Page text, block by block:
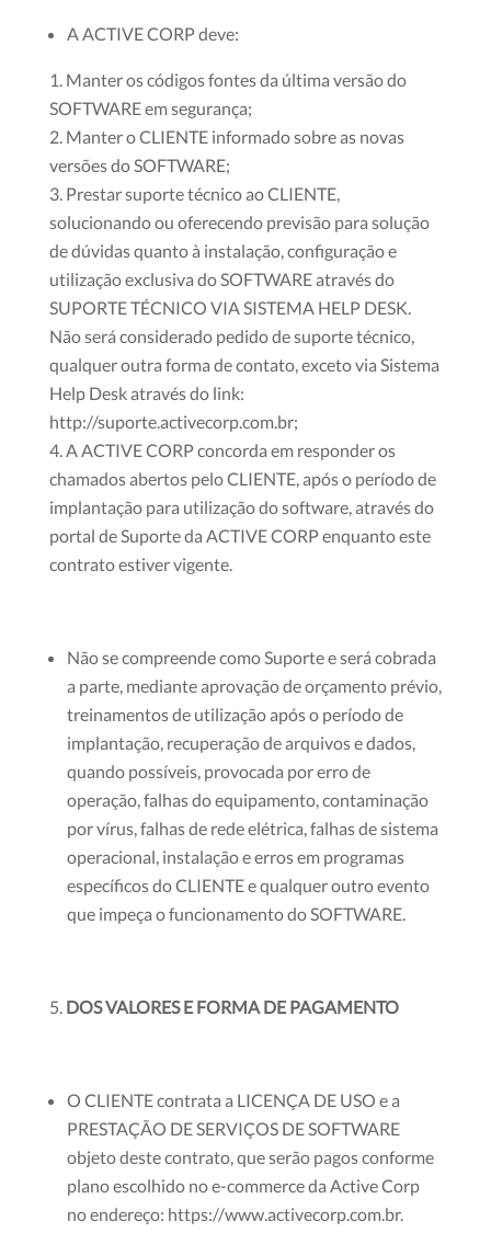
A ACTIVE CORP deve:
Manter os códigos fontes da última versão do
SOFTWARE em segurança;
Manter o CLIENTE informado sobre as novas
versões do SOFTWARE;
Prestar suporte técnico ao CLIENTE,
solucionando ou oferecendo previsão para solução
de dúvidas quanto à instalação, configuração e
utilização exclusiva do SOFTWARE através do
SUPORTE TÉCNICO VIA SISTEMA HELP DESK.
Não será considerado pedido de suporte técnico,
qualquer outra forma de contato, exceto via Sistema
Help Desk através do link:
http://suporte.activecorp.com.br;
A ACTIVE CORP concorda em responder os
chamados abertos pelo CLIENTE, após o período de
implantação para utilização do software, através do
portal de Suporte da ACTIVE CORP enquanto este
contrato estiver vigente.
Não se compreende como Suporte e será cobrada
a parte, mediante aprovação de orçamento prévio,
treinamentos de utilização após o período de
implantação, recuperação de arquivos e dados,
quando possíveis, provocada por erro de
operação, falhas do equipamento, contaminação
por vírus, falhas de rede elétrica, falhas de sistema
operacional, instalação e erros em programas
específicos do CLIENTE e qualquer outro evento
que impeça o funcionamento do SOFTWARE.
DOS VALORES E FORMA DE PAGAMENTO
O CLIENTE contrata a LICENÇA DE USO e a
PRESTAÇÃO DE SERVIÇOS DE SOFTWARE
objeto deste contrato, que serão pagos conforme
plano escolhido no e-commerce da Active Corp
no endereço: https://www.activecorp.com.br.